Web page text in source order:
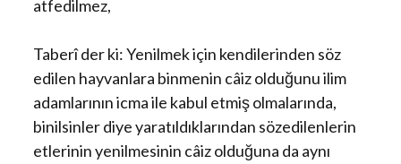
atfedilmez,
Taberî der ki: Yenilmek için kendilerinden söz
edilen hayvanlara binmenin câiz olduğunu ilim
adamlarının icma ile kabul etmiş olmalarında,
binilsinler diye yaratıldıklarından sözedilenlerin
etlerinin yenilmesinin câiz olduğuna da aynı